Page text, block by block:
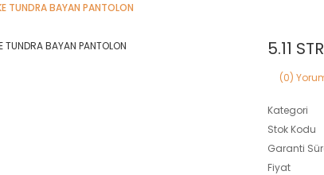
TUNDRA BAYAN PANTOLON
5.11
(0)
Kategori
Stok Kodu
Garanti
Fiyat